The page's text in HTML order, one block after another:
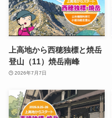
上高地から西穂独標と焼岳
登山（11）焼岳南峰
2026年7月7日